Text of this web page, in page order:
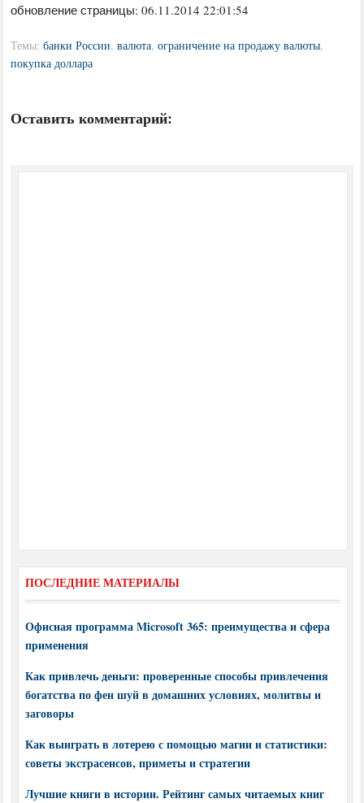
обновление страницы: 06.11.2014 22:01:54
Темы:банки России,валюта,ограничение на продажу валюты,
покупка доллара
Оставить комментарий:
ПОСЛЕДНИЕ МАТЕРИАЛЫ
Офисная программа Microsoft 365: преимущества и сфера
применения
Как привлечь деньги: проверенные способы привлечения
богатства по фен шуй в домашних условиях, молитвы и
заговоры
Как выиграть в лотерею с помощью магии и статистики:
советы экстрасенсов, приметы и стратегии
Лучшие книги в истории. Рейтинг самых читаемых книг